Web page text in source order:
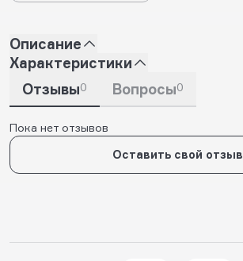
Описание
Характеристики
Отзывы0 Вопросы0
Пока нет отзывов
Оставить свой отзыв